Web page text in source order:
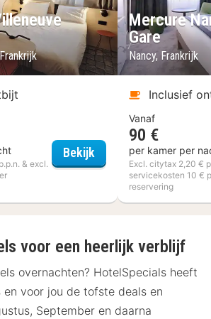
& excl.
Bekijk Ibis Styles Villeneuve
Mercure
Gare
Nancy, Frankrijk
Inclusief
Vanaf
90 €
per kamer per
Excl. citytax 2,20 €
servicekosten 10 €
reservering
voor een heerlijk verblijf
overnachten? HotelSpecials heeft
en voor jou de tofste deals en
September en daarna